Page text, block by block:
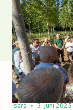
sara 3. juni 2025